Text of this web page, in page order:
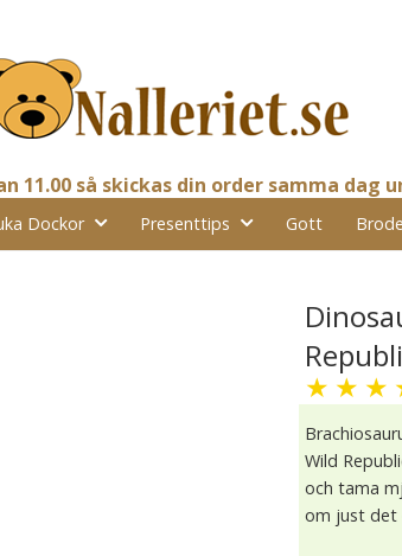
11.00 så skickas din order samma dag
Dockor Presenttips Gott
★ ★ ★
Wild
och tama
om just det